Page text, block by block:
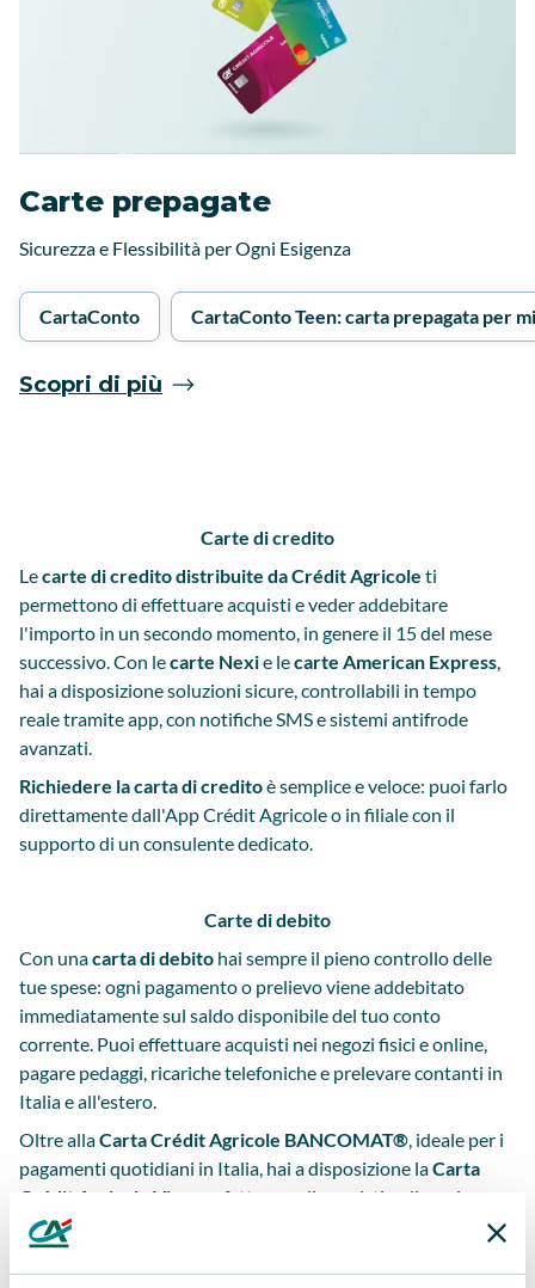
Carte prepagate
Sicurezza e Flessibilità per Ogni Esigenza
CartaConto CartaConto Teen: carta prepagata per
Scopri di più
Carte di credito
Lecarte di credito distribuite da Crédit Agricole ti
permettono di effettuare acquisti e veder addebitare
l'importo in un secondo momento, in genere il 15 del mese
successivo. Con lecarte Nexie lecarte American Express,
hai a disposizione soluzioni sicure, controllabili in tempo
reale tramite app, con notifiche SMS e sistemi antifrode
avanzati.
Richiedere la carta di creditoè semplice e veloce: puoi farlo
direttamente dall'App Crédit Agricole o in filiale con il
supporto di un consulente dedicato.
Carte di debito
Con unacarta di debito hai sempre il pieno controllo delle
tue spese: ogni pagamento o prelievo viene addebitato
immediatamente sul saldo disponibile del tuo conto
corrente. Puoi effettuare acquisti nei negozi fisici e online,
pagare pedaggi, ricariche telefoniche e prelevare contanti in
Italia e all'estero.
Oltre allaCarta Crédit Agricole BANCOMAT®, ideale per i
pagamenti quotidiani in Italia, hai a disposizione laCarta
Crédit Agricole Visa
, perfetta per gli acquisti online e i
prelievi anche all'estero.